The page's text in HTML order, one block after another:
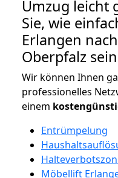
Umzug leicht
Sie, wie
Erlangen
Oberpfalz
Wir können Ihnen
professionelles
einem
Entrümpelung
Möbellift